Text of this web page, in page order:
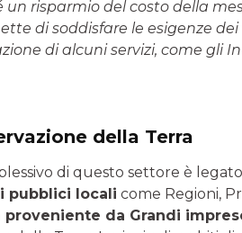
un risparmio del costo della
di soddisfare le esigenze
di alcuni servizi, come gli
della Terra
di questo settore è
pubblici locali come Regioni,
proveniente da Grandi